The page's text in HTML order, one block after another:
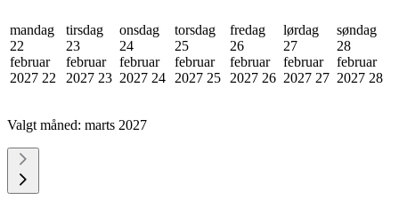
mandag
22
februar
2027 22
tirsdag
23
februar
2027 23
onsdag
24
februar
2027 24
torsdag
25
februar
2027 25
fredag
26
februar
2027 26
lørdag
27
februar
2027 27
søndag
28
februar
2027 28
Valgt måned: marts 2027